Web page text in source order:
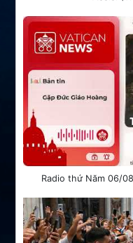
Radio thứ Năm 06/